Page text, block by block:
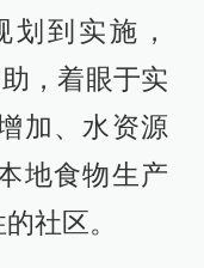
到实施，
，着眼于实
加、水资源
地食物生产
社区。